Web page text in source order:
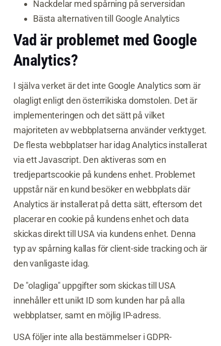
Nackdelar med spårning på serversidan
Bästa alternativen till Google Analytics
Vad är problemet med Google
Analytics?
I själva verket är det inte Google Analytics som är
olagligt enligt den österrikiska domstolen. Det är
implementeringen och det sätt på vilket
majoriteten av webbplatserna använder verktyget.
De flesta webbplatser har idag Analytics installerat
via ett Javascript. Den aktiveras som en
tredjepartscookie på kundens enhet. Problemet
uppstår när en kund besöker en webbplats där
Analytics är installerat på detta sätt, eftersom det
placerar en cookie på kundens enhet och data
skickas direkt till USA via kundens enhet. Denna
typ av spårning kallas för client-side tracking och är
den vanligaste idag.
De "olagliga" uppgifter som skickas till USA
innehåller ett unikt ID som kunden har på alla
webbplatser, samt en möjlig IP-adress.
USA följer inte alla bestämmelser i GDPR-